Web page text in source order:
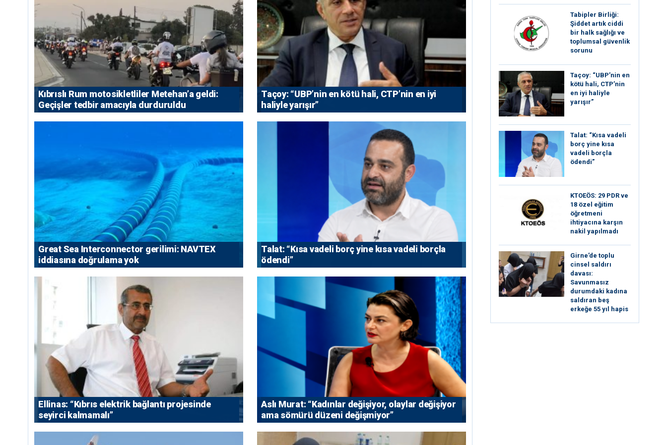
Kıbrıslı Rum motosikletliler Metehan’a geldi:
Geçişler tedbir amacıyla durduruldu
Taçoy: “UBP’nin en kötü hali, CTP’nin en iyi
haliyle yarışır”
Great Sea Interconnector gerilimi: NAVTEX
iddiasına doğrulama yok
Talat: “Kısa vadeli borç yine kısa vadeli borçla
ödendi”
Ellinas: “Kıbrıs elektrik bağlantı projesinde
seyirci kalmamalı”
Aslı Murat: “Kadınlar değişiyor, olaylar değişiyor
ama sömürü düzeni değişmiyor”
Tabipler Birliği:
Şiddet artık ciddi
bir halk sağlığı ve
toplumsal güvenlik
sorunu
Taçoy: “UBP’nin en
kötü hali, CTP’nin
en iyi haliyle
yarışır”
Talat: “Kısa vadeli
borç yine kısa
vadeli borçla
ödendi”
KTOEÖS: 29 PDR ve
18 özel eğitim
öğretmeni
ihtiyacına karşın
nakil yapılmadı
Girne’de toplu
cinsel saldırı
davası:
Savunmasız
durumdaki kadına
saldıran beş
erkeğe 55 yıl hapis